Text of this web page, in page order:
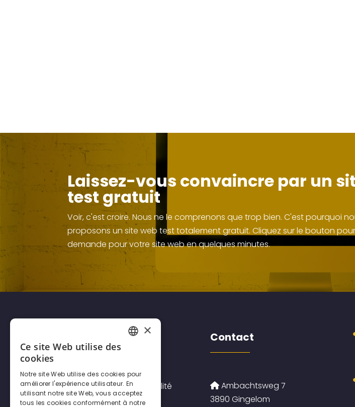
Laissez-vous convaincre par un
test gratuit
Voir, c'est croire. Nous ne le comprenons que trop bien. C'est pourquoi
proposons un site web test totalement gratuit. Cliquez sur le bouton
demande pour votre site web en quelques minutes.
Disclaimers
Politique de confidentialité
Contact
Ambachtsweg 7
3890 Gingelom
DUTCH
ENGLISH
×
Ce site Web utilise des
cookies
Notre site Web utilise des cookies pour
améliorer l'expérience utilisateur. En
utilisant notre site Web, vous acceptez
tous les cookies conformément à notre